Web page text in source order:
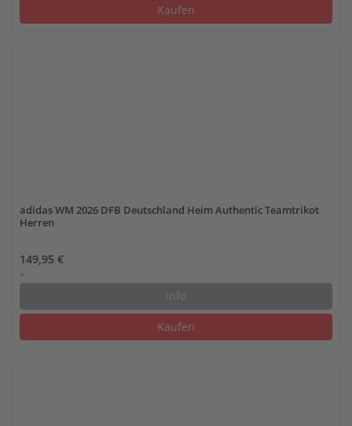
Kaufen
adidas WM 2026 DFB Deutschland Heim Authentic Teamtrikot
Herren
149,95 €
*
Info
Kaufen